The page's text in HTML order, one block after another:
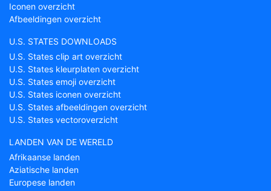
Iconen overzicht
Afbeeldingen overzicht
U.S. STATES DOWNLOADS
U.S. States clip art overzicht
U.S. States kleurplaten overzicht
U.S. States emoji overzicht
U.S. States iconen overzicht
U.S. States afbeeldingen overzicht
U.S. States vectoroverzicht
LANDEN VAN DE WERELD
Afrikaanse landen
Aziatische landen
Europese landen